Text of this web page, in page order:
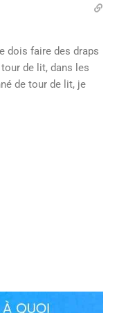
dois faire des draps
de lit, dans les
de tour de lit, je